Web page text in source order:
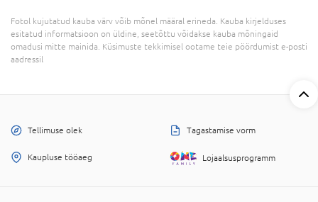
Fotol kujutatud kauba värv võib mõnel määral erineda. Kauba kirjelduses
esitatud informatsioon on üldine, seetõttu võidakse kauba mõningaid
omadusi mitte mainida. Küsimuste tekkimisel ootame teie pöördumist e-posti
aadressil
Tellimuse olek Tagastamise vorm
Kaupluse tööaeg Lojaalsusprogramm